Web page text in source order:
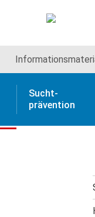
Sucht­
prävention